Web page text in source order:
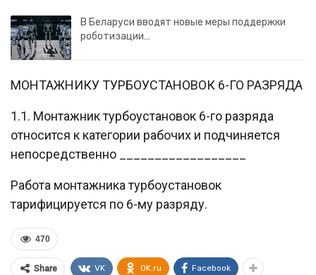
В Беларуси вводят новые меры поддержки
роботизации…
МОНТАЖНИКУ ТУРБОУСТАНОВОК 6-ГО РАЗРЯДА
1.1. Монтажник турбоустановок 6-го разряда
относится к категории рабочих и подчиняется
непосредственно __________________
Работа монтажника турбоустановок
тарифицируется по 6-му разряду.
470
Share VK OK.ru Facebook